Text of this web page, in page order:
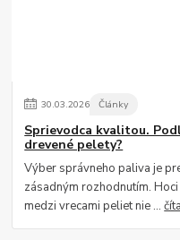
30.03.2026 Články
Sprievodca kvalitou.
drevené pelety?
Výber správneho paliva je
zásadným rozhodnutím.
medzi vrecami peliet nie ...